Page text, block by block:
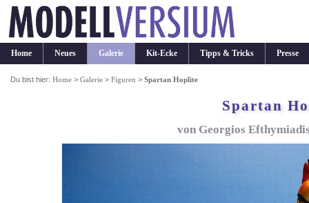
Home Neues Galerie Kit-Ecke Tipps & Tricks Presse
Du bist hier:Home >Galerie >Figuren >Spartan Hoplite
Spartan
von Georgios